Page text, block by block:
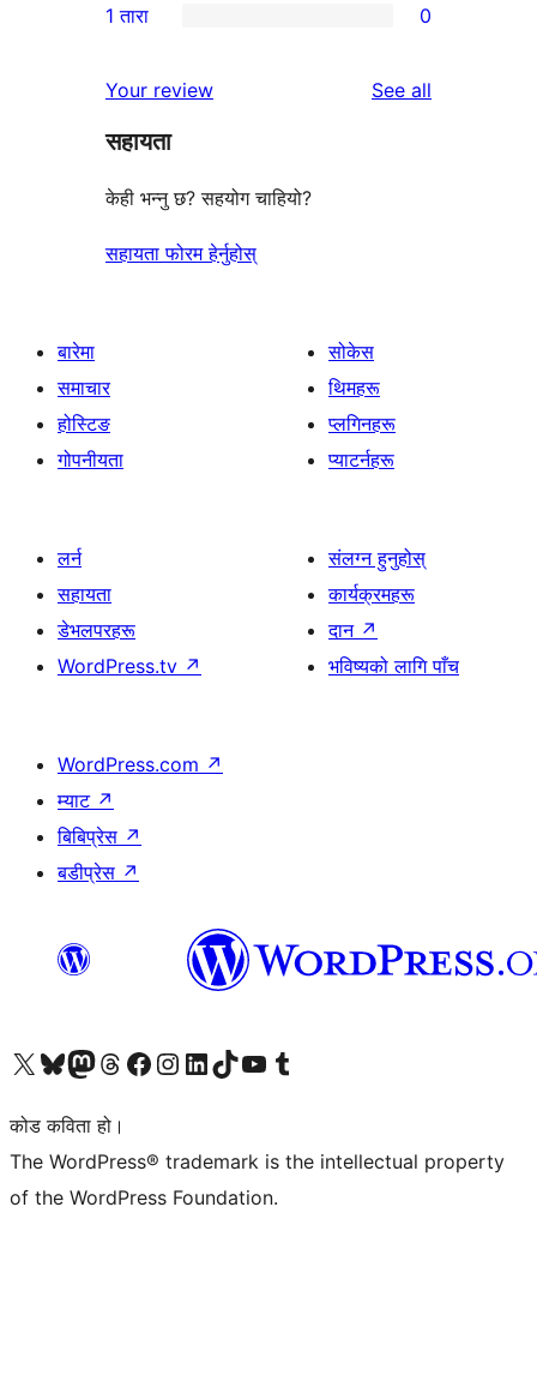
समीक्षाहरू
तारा
2-
समीक्षाहरू
तारा
समीक्षाहरू
1 तारा 0
Your review See all
सहायता
केही भन्नु छ? सहयोग चाहियो?
सहायता फोरम हेर्नुहोस्
बारेमा
समाचार
होस्टिङ
गोपनीयता
सोकेस
थिमहरू
प्लगिनहरू
प्याटर्नहरू
लर्न
सहायता
डेभलपरहरू
WordPress.tv ↗
संलग्न हुनुहोस्
कार्यक्रमहरू
दान ↗
भविष्यको लागि पाँच
WordPress.com ↗
म्याट ↗
बिबिप्रेस ↗
बडीप्रेस ↗
हाम्रो X (पहिले ट्विटर) खातामा जानुहोस्
हाम्रो Bluesky खाता भ्रमण गर्नुहोस्
हाम्रो म्यास्टोडन खाता भ्रमण गर्नुहोस्
हाम्रो थ्रेड्स खातामा जानुहोस्
हाम्रो फेसबुक पेजमा जानुहोस्
हाम्रो इन्स्टाग्राम खातामा जानुहोस्
हाम्रो लिङ्क्डइन खातामा जानुहोस्
हाम्रो TikTok खाता भ्रमण गर्नुहोस्
हाम्रो युट्युब च्यानलमा जानुहोस्
हाम्रो टम्बलर खाता भ्रमण गर्नुहोस्
कोड कविता हो।
The WordPress® trademark is the intellectual property
of the WordPress Foundation.